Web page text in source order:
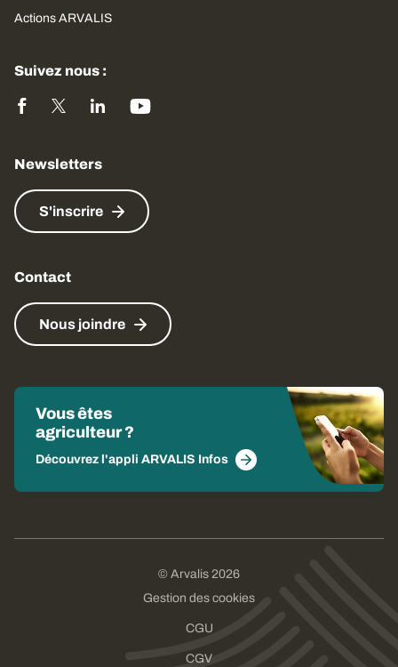
Actions ARVALIS
Suivez nous :
Newsletters
S'inscrire
Contact
Nous joindre
Vous êtes
agriculteur ?
Découvrez l'appli ARVALIS Infos
© Arvalis 2026
Gestion des cookies
CGU
CGV